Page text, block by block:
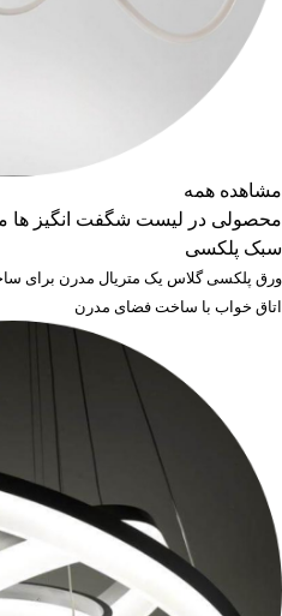
مشاهده همه
محصولی در لیست شگفت انگیز ها
سبک پلکسی
ورق پلکسی گلاس یک متریال مدرن برای
اتاق خواب با ساخت فضای مدرن